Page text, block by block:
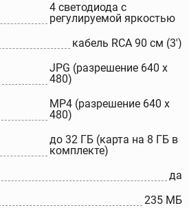
4 светодиода с
регулируемой яркостью
кабель RCA 90 см (3')
JPG (разрешение 640 x
480)
MP4 (разрешение 640 x
480)
до 32 ГБ (карта на 8 ГБ в
комплекте)
да
235 МБ